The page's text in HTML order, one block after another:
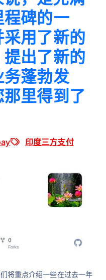
碑的一
用了新的
出了新的
蓬勃发
里得到了
印度三方支付
将重点介绍一些在过去一年